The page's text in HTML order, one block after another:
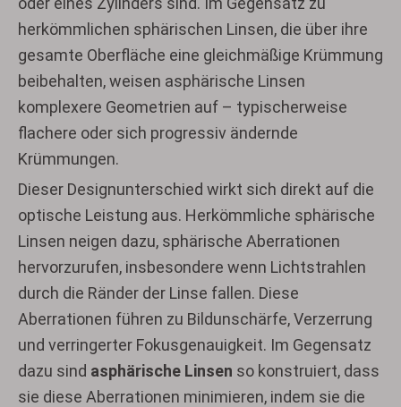
herkömmlichen sphärischen Linsen, die über ihre
gesamte Oberfläche eine gleichmäßige Krümmung
beibehalten, weisen asphärische Linsen
komplexere Geometrien auf – typischerweise
flachere oder sich progressiv ändernde
Krümmungen.
Dieser Designunterschied wirkt sich direkt auf die
optische Leistung aus. Herkömmliche sphärische
Linsen neigen dazu, sphärische Aberrationen
hervorzurufen, insbesondere wenn Lichtstrahlen
durch die Ränder der Linse fallen. Diese
Aberrationen führen zu Bildunschärfe, Verzerrung
und verringerter Fokusgenauigkeit. Im Gegensatz
dazu sind asphärische Linsen so konstruiert, dass
sie diese Aberrationen minimieren, indem sie die